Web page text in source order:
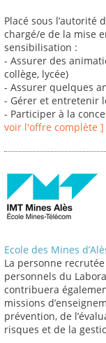
Placé sous l’autorité
chargé/e de la mise
sensibilisation :
- Assurer des
collège, lycée)
- Assurer quelques
- Gérer et entretenir
- Participer à la
voir l'offre complète ]
Ecole des Mines
La personne
personnels du
contribuera
missions
prévention, de
risques et de la